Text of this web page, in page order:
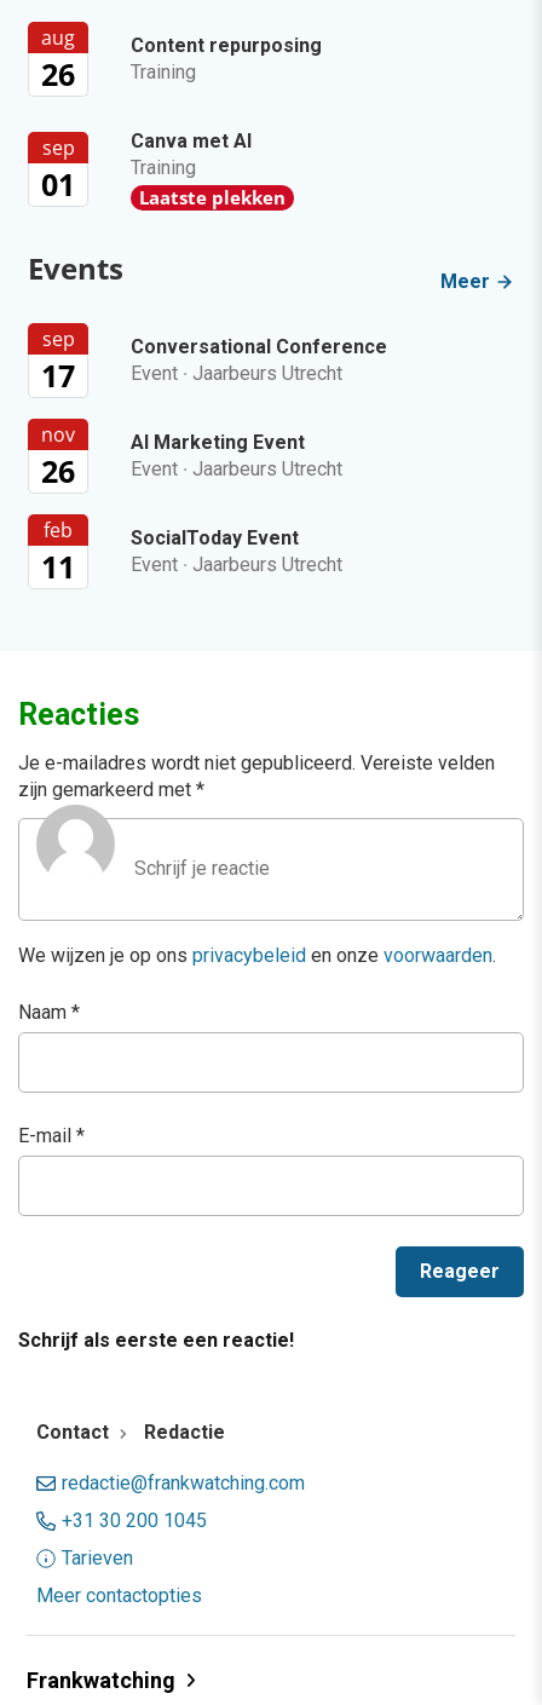
aug
26
Content repurposing
Training
sep
01
Canva met AI
Training
Laatste plekken
Events Meer
sep
17
Conversational Conference
Event · Jaarbeurs Utrecht
nov
26
AI Marketing Event
Event · Jaarbeurs Utrecht
feb
11
SocialToday Event
Event · Jaarbeurs Utrecht
Reacties
Je e-mailadres wordt niet gepubliceerd. Vereiste velden
zijn gemarkeerd met *
We wijzen je op ons privacybeleid en onze voorwaarden.
Naam *
E-mail *
Schrijf als eerste een reactie!
Contact Redactie
redactie@frankwatching.com
+31 30 200 1045
Tarieven
Meer contactopties
Frankwatching